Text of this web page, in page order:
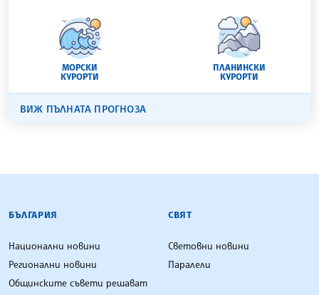
МОРСКИ
КУРОРТИ
ПЛАНИНСКИ
КУРОРТИ
ВИЖ ПЪЛНАТА ПРОГНОЗА
БЪЛГАРСКА ТЕЛЕГРАФНА АГЕНЦИЯ
БЪЛГАРИЯ
Национални новини
Регионални новини
Общинските съвети решават
СВЯТ
Световни новини
Паралели